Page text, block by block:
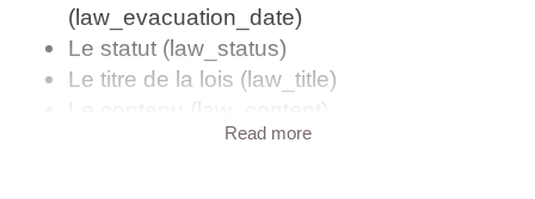
(law_evacuation_date)
Le statut (law_status)
Le titre de la lois (law_title)
Le contenu (law_content)
Le(s) auteur(s) (law_authors)
Read more